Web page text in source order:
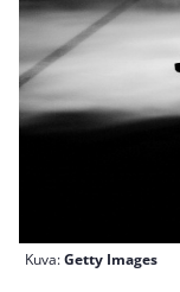
Kuva:Getty Images